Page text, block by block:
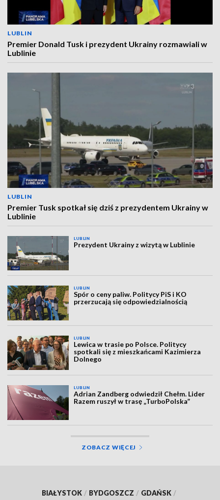
LUBLIN
Premier Donald Tusk i prezydent Ukrainy rozmawiali w
Lublinie
LUBLIN
Premier Tusk spotkał się dziś z prezydentem Ukrainy w
Lublinie
LUBLIN
Prezydent Ukrainy z wizytą w Lublinie
LUBLIN
Spór o ceny paliw. Politycy PiS i KO
przerzucają się odpowiedzialnością
LUBLIN
Lewica w trasie po Polsce. Politycy
spotkali się z mieszkańcami Kazimierza
Dolnego
LUBLIN
Adrian Zandberg odwiedził Chełm. Lider
Razem ruszył w trasę „TurboPolska”
ZOBACZ WIĘCEJ
BIAŁYSTOK / BYDGOSZCZ / GDAŃSK /